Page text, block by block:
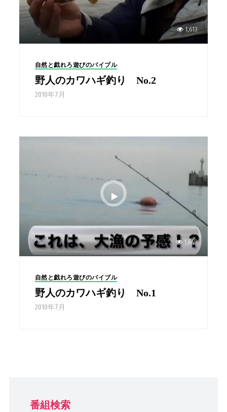
1,613
自然と戯れろ遊びのバイブル
野人のカワハギ釣り No.2
2010年7月
1,649
自然と戯れろ遊びのバイブル
野人のカワハギ釣り No.1
2010年7月
番組検索